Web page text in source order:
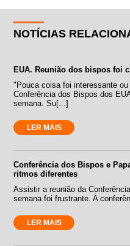
NOTÍCIAS
EUA. Reunião dos bispos foi
"Pouca coisa foi interessante
Conferência dos Bispos dos
semana. Su[...]
LER MAIS
Conferência dos Bispos e
ritmos diferentes
Assistir a reunião da
semana foi frustrante. A
LER MAIS